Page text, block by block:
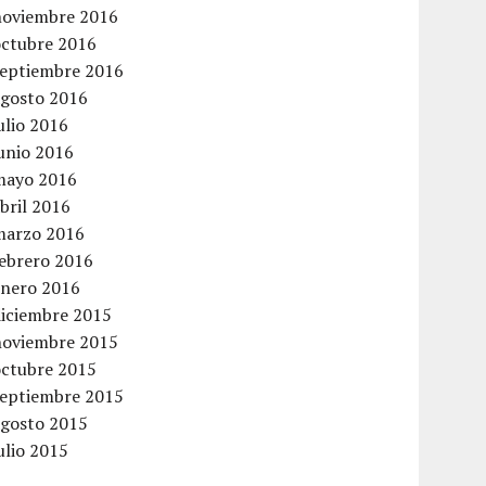
2016
2016
2016
2016
2016
2016
2016
2016
2016
2016
2016
2015
2015
2015
2015
2015
2015